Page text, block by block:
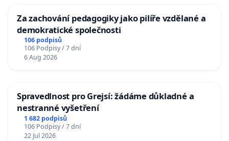
Za zachování pedagogiky jako pilíře vzdělané a
demokratické společnosti
106 podpisů
106 Podpisy / 7 dní
6 Aug 2026
Spravedlnost pro Grejsí: žádáme důkladné a
nestranné vyšetření
1 682 podpisů
106 Podpisy / 7 dní
22 Jul 2026